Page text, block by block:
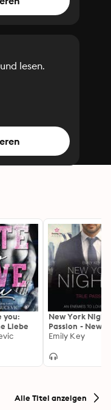
lesen.
you:
Liebe
New York
Passion - New
Gentlemen,
Emily Key
Alle Titel anzeigen